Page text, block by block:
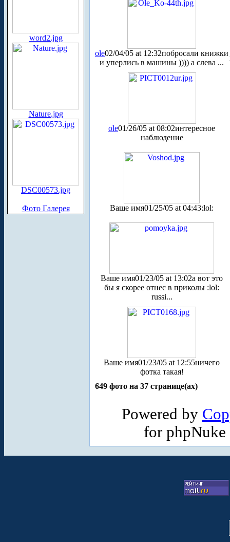
word2.jpg
Nature.jpg
DSC00573.jpg
Фото Галерея
ole02/04/05 at 12:32побросали книжки
и уперлись в машины )))) а слева ...
ole01/26/05 at 08:02интересное
наблюдение
Ваше имя01/25/05 at 04:43:lol:
Ваше имя01/23/05 at 13:02а вот это
бы я скорее отнес в приколы :lol:
russi...
Ваше имя01/23/05 at 12:55ничего
фотка такая!
649 фото на 37 странице(ах)
Powered by
for